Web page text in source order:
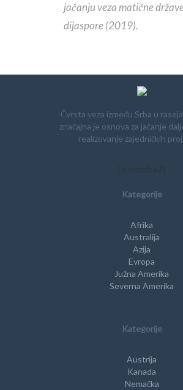
jačanju veza matične
dijaspore (2019).
Čvrsta veza između Srba u
značajna je osnova za jačanje
realizovanje zajedničkih
[subscribe2]
Kategorije
Afrika
Australija
Azija
Evropa
Južna Amerika
Severna Amerika
Kategorije
Austrija
Kanada
Nemačka